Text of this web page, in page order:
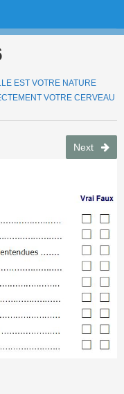
EST VOTRE NATURE
VOTRE CERVEAU
Next